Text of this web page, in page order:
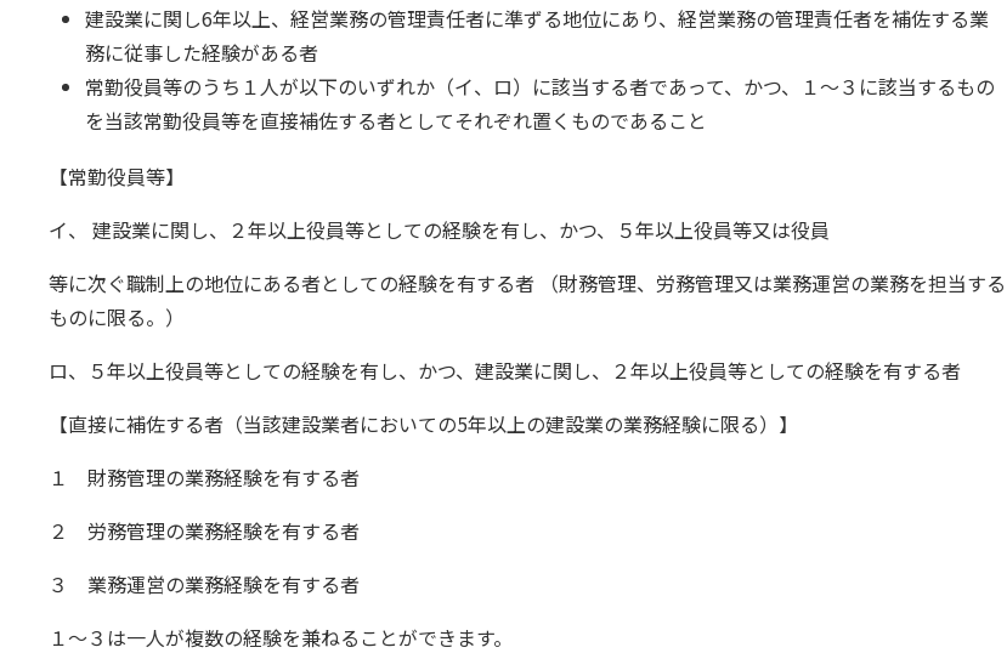
建設業に関し6年以上、経営業務の管理責任者に準ずる地位にあり、経営業務の管理責任者を補佐する業
務に従事した経験がある者
常勤役員等のうち１人が以下のいずれか（イ、ロ）に該当する者であって、かつ、１～３に該当するもの
を当該常勤役員等を直接補佐する者としてそれぞれ置くものであること
【常勤役員等】
イ、 建設業に関し、２年以上役員等としての経験を有し、かつ、５年以上役員等又は役員
等に次ぐ職制上の地位にある者としての経験を有する者 （財務管理、労務管理又は業務運営の業務を担当する
ものに限る。）
ロ、５年以上役員等としての経験を有し、かつ、建設業に関し、２年以上役員等としての経験を有する者
【直接に補佐する者（当該建設業者においての5年以上の建設業の業務経験に限る）】
１ 財務管理の業務経験を有する者
２ 労務管理の業務経験を有する者
３ 業務運営の業務経験を有する者
１～３は一人が複数の経験を兼ねることができます。